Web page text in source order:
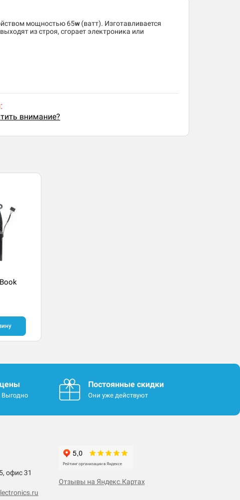
мощностью 65w (ватт). Изготавливается
из строя, сгорает электроника или
внимание?
Выгодно
Постоянные скидки
Они уже действуют
офис 31
Отзывы на Яндекс.Картах